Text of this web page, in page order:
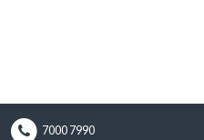
7000 7990